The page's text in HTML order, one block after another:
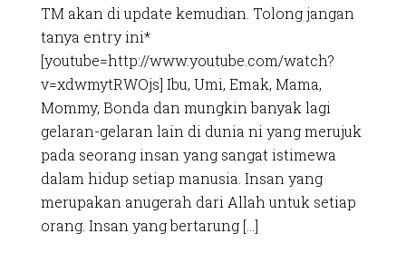
TM akan di update kemudian. Tolong jangan
tanya entry ini*
[youtube=http://www.youtube.com/watch?
v=xdwmytRWOjs] Ibu, Umi, Emak, Mama,
Mommy, Bonda dan mungkin banyak lagi
gelaran-gelaran lain di dunia ni yang merujuk
pada seorang insan yang sangat istimewa
dalam hidup setiap manusia. Insan yang
merupakan anugerah dari Allah untuk setiap
orang. Insan yang bertarung […]